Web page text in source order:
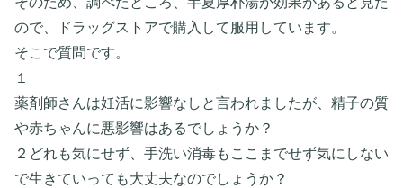
ので、ドラッグストアで購入して服用しています。
そこで質問です。
１
薬剤師さんは妊活に影響なしと言われましたが、精子の質
や赤ちゃんに悪影響はあるでしょうか？
２どれも気にせず、手洗い消毒もここまでせず気にしない
で生きていっても大丈夫なのでしょうか？